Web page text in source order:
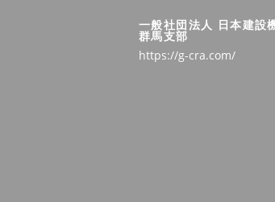
一般社団法人 日本建設
群馬支部
https://g-cra.com/